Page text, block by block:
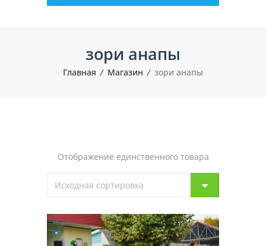
зори анапы
Главная Магазин зори анапы
Отображение единственного товара